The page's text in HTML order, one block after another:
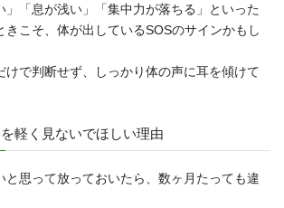
」「息が浅い」「集中力が落ちる」といった
きこそ、体が出しているSOSのサインかもし
けで判断せず、しっかり体の声に耳を傾けて
軽く見ないでほしい理由
と思って放っておいたら、数ヶ月たっても違